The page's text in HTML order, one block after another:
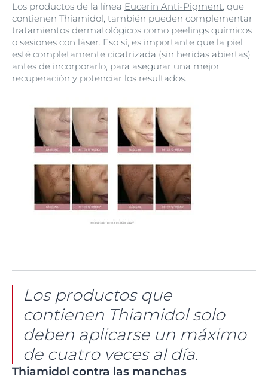
Los productos de la línea Eucerin Anti-Pigment, que
contienen Thiamidol, también pueden complementar
tratamientos dermatológicos como peelings químicos
o sesiones con láser. Eso sí, es importante que la piel
esté completamente cicatrizada (sin heridas abiertas)
antes de incorporarlo, para asegurar una mejor
recuperación y potenciar los resultados.
Los productos que
contienen Thiamidol solo
deben aplicarse un máximo
de cuatro veces al día.
Thiamidol contra las manchas